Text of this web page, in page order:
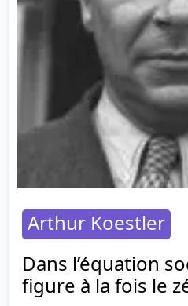
Arthur Koestler
Dans l’équation
figure à la fois le